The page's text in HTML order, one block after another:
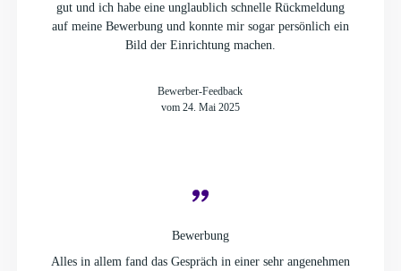
gut und ich habe eine unglaublich schnelle Rückmeldung
auf meine Bewerbung und konnte mir sogar persönlich ein
Bild der Einrichtung machen.
Bewerber-Feedback
vom 24. Mai 2025
Bewerbung
Alles in allem fand das Gespräch in einer sehr angenehmen